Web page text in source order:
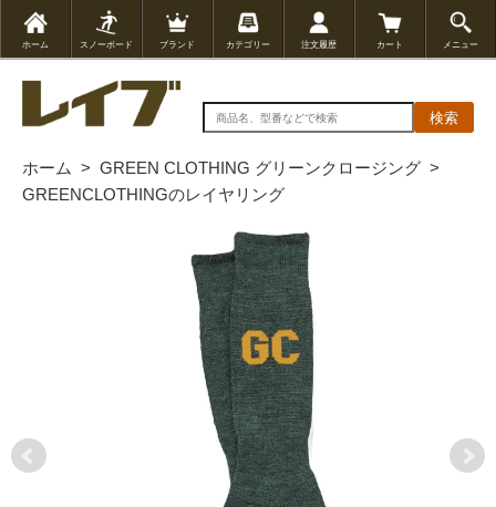
ホーム スノーボード ブランド カテゴリー 注文履歴 カート メニュー
検索
ホーム > GREEN CLOTHING グリーンクロージング >
GREENCLOTHINGのレイヤリング